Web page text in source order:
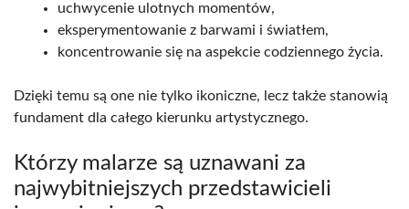
uchwycenie ulotnych momentów,
eksperymentowanie z barwami i światłem,
koncentrowanie się na aspekcie codziennego życia.
Dzięki temu są one nie tylko ikoniczne, lecz także stanowią
fundament dla całego kierunku artystycznego.
Którzy malarze są uznawani za
najwybitniejszych przedstawicieli